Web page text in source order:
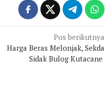
Pos berikutnya
Harga Beras Melonjak, Sekda
Sidak Bulog Kutacane